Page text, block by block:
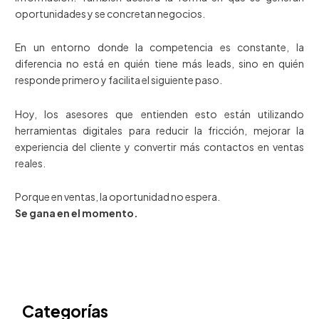
oportunidades y se concretan negocios.
En un entorno donde la competencia es constante, la
diferencia no está en quién tiene más leads, sino en quién
responde primero y facilita el siguiente paso.
Hoy, los asesores que entienden esto están utilizando
herramientas digitales para reducir la fricción, mejorar la
experiencia del cliente y convertir más contactos en ventas
reales.
Porque en ventas, la oportunidad no espera.
Se gana en el momento.
Categorías